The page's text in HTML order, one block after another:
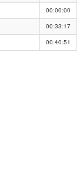
00:00:00
00:33:17
00:40:51